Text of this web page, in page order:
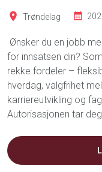
Trøndelag
Ønsker du en jobb
for innsatsen din?
rekke fordeler –
hverdag, valgfrihet
karriereutvikling og
Autorisasjonen tar